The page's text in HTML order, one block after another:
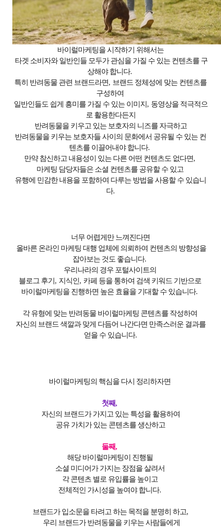
바이럴마케팅을 시작하기 위해서는
타겟 소비자와 일반인들 모두가 관심을 가질 수 있는 컨텐츠를 구
상해야 합니다.
특히 반려동물 관련 브랜드라면, 브랜드 정체성에 맞는 컨텐츠를
구성하여
일반인들도 쉽게 흥미를 가질 수 있는 이미지 , 동영상을 적극적으
로 활용한다든지
반려동물을 키우고 있는 보호자의 니즈를 자극하고
반려동물을 키우는 보호자들 사이의 문화에서 공유될 수 있는 컨
텐츠를 이끌어내야 합니다.
만약 참신하고 내용성이 있는 다른 어떤 컨텐츠도 없다면,
마케팅 담당자들은 소셜 컨텐츠를 공유할 수 있고
유행에 민감한 내용을 포함하여 다루는 방법을 사용할 수 있습니
다.
너무 어렵게만 느껴진다면
올바른 온라인 마케팅 대행 업체에 의뢰하여 컨텐츠의 방향성을
잡아보는 것도 좋습니다.
우리나라의 경우 포털사이트의
블로그 후기 , 지식인 , 카페 등을 통하여 검색 키워드 기반으로
바이럴마케팅을 진행하면 높은 효율을 기대할 수 있습니다.
각 유형에 맞는 반려동물 바이럴마케팅 콘텐츠를 작성하여
자신의 브랜드 색깔과 맞게 다듬어 나간다면 만족스러운 결과를
얻을 수 있습니다.
바이럴마케팅의 핵심을 다시 정리하자면
첫째,
자신의 브랜드가 가지고 있는 특성을 활용하여
공유 가치가 있는 콘텐츠를 생산하고
둘째,
해당 바이럴마케팅이 진행될
소셜 미디어가가지는 장점을 살려서
각 콘텐츠 별로 유입률을 높이고
전체적인 가시성을 높여야 합니다.
브랜드가 입소문을 타려고 하는 목적을 분명히 하고,
우리 브랜드가 반려동물을 키우는 사람들에게